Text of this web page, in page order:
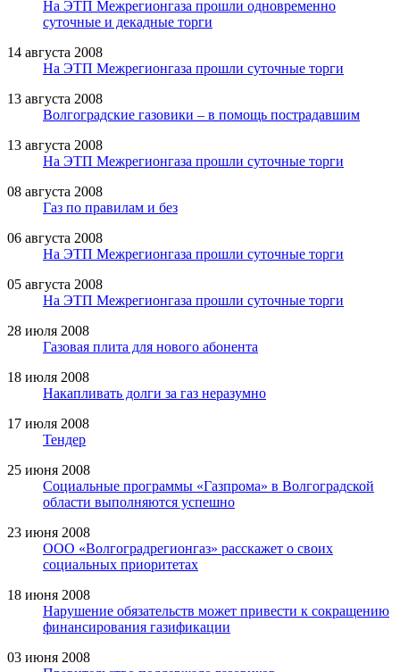
На ЭТП Межрегионгаза прошли одновременно
суточные и декадные торги
14 августа 2008
На ЭТП Межрегионгаза прошли суточные торги
13 августа 2008
Волгоградские газовики – в помощь пострадавшим
13 августа 2008
На ЭТП Межрегионгаза прошли суточные торги
08 августа 2008
Газ по правилам и без
06 августа 2008
На ЭТП Межрегионгаза прошли суточные торги
05 августа 2008
На ЭТП Межрегионгаза прошли суточные торги
28 июля 2008
Газовая плита для нового абонента
18 июля 2008
Накапливать долги за газ неразумно
17 июля 2008
Тендер
25 июня 2008
Социальные программы «Газпрома» в Волгоградской
области выполняются успешно
23 июня 2008
ООО «Волгоградрегионгаз» расскажет о своих
социальных приоритетах
18 июня 2008
Нарушение обязательств может привести к сокращению
финансирования газификации
03 июня 2008